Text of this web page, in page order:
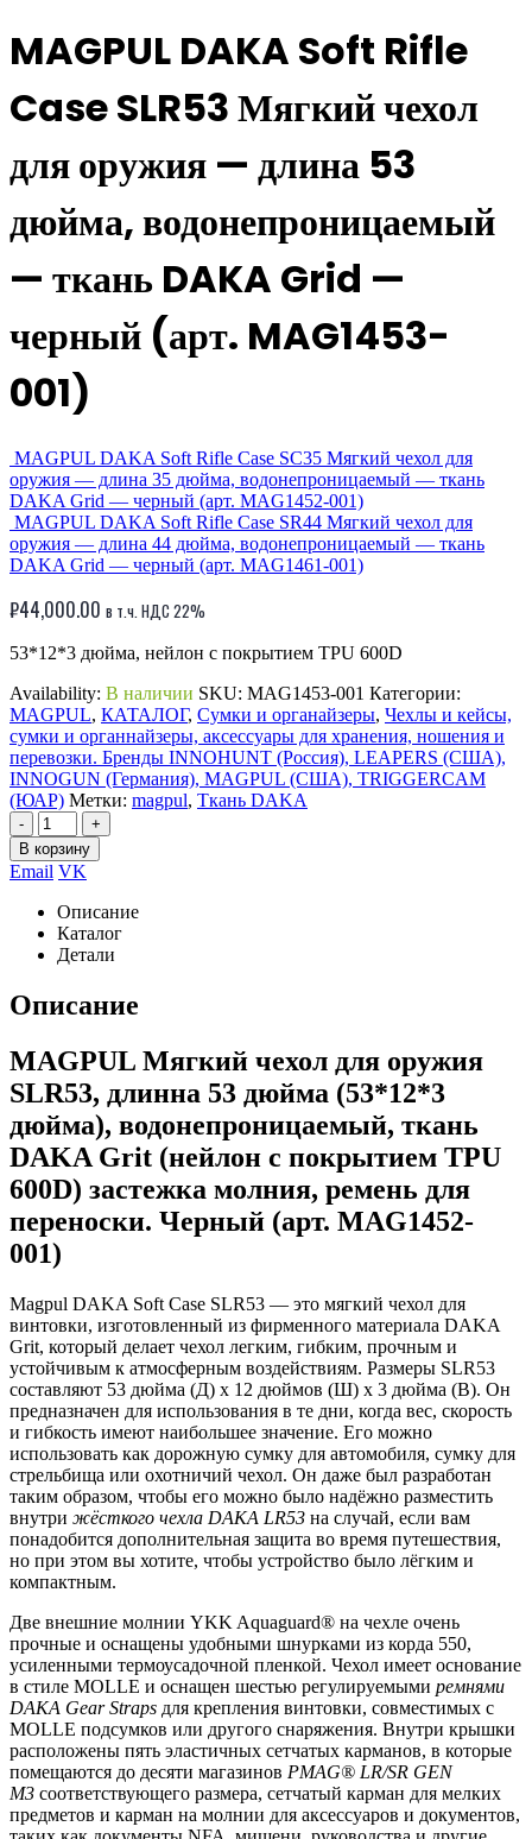
MAGPUL DAKA Soft Rifle
Case SLR53 Мягкий чехол
для оружия — длина 53
дюйма, водонепроницаемый
— ткань DAKA Grid —
черный (арт. MAG1453-
001)
MAGPUL DAKA Soft Rifle Case SC35 Мягкий чехол для
оружия — длина 35 дюйма, водонепроницаемый — ткань
DAKA Grid — черный (арт. MAG1452-001)
MAGPUL DAKA Soft Rifle Case SR44 Мягкий чехол для
оружия — длина 44 дюйма, водонепроницаемый — ткань
DAKA Grid — черный (арт. MAG1461-001)
₽44,000.00 в т.ч. НДС 22%
53*12*3 дюйма, нейлон с покрытием TPU 600D
Availability: В наличии SKU: MAG1453-001 Категории:
MAGPUL, КАТАЛОГ, Сумки и органайзеры, Чехлы и кейсы,
сумки и органнайзеры, аксессуары для хранения, ношения и
перевозки. Бренды INNOHUNT (Россия), LEAPERS (США),
INNOGUN (Германия), MAGPUL (CША), TRIGGERCAM
(ЮАР) Метки: magpul, Ткань DAKA
-
+
В корзину
Email VK
Описание
Каталог
Детали
Описание
MAGPUL Мягкий чехол для оружия
SLR53, длинна 53 дюйма (53*12*3
дюйма), водонепроницаемый, ткань
DAKA Grit (нейлон с покрытием TPU
600D) застежка молния, ремень для
переноски. Черный (арт. MAG1452-
001)
Magpul DAKA Soft Case SLR53 — это мягкий чехол для
винтовки, изготовленный из фирменного материала DAKA
Grit, который делает чехол легким, гибким, прочным и
устойчивым к атмосферным воздействиям. Размеры SLR53
составляют 53 дюйма (Д) x 12 дюймов (Ш) x 3 дюйма (В). Он
предназначен для использования в те дни, когда вес, скорость
и гибкость имеют наибольшее значение. Его можно
использовать как дорожную сумку для автомобиля, сумку для
стрельбища или охотничий чехол. Он даже был разработан
таким образом, чтобы его можно было надёжно разместить
внутри жёсткого чехла DAKA LR53 на случай, если вам
понадобится дополнительная защита во время путешествия,
но при этом вы хотите, чтобы устройство было лёгким и
компактным.
Две внешние молнии YKK Aquaguard® на чехле очень
прочные и оснащены удобными шнурками из корда 550,
усиленными термоусадочной пленкой. Чехол имеет основание
в стиле MOLLE и оснащен шестью регулируемыми ремнями
DAKA Gear Straps для крепления винтовки, совместимых с
MOLLE подсумков или другого снаряжения. Внутри крышки
расположены пять эластичных сетчатых карманов, в которые
помещаются до десяти магазинов PMAG® LR/SR GEN
M3 соответствующего размера, сетчатый карман для мелких
предметов и карман на молнии для аксессуаров и документов,